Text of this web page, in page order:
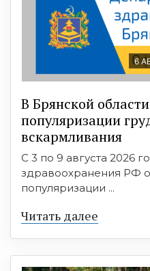
6
В Брянской
популяризации
вскармливания
С 3 по 9 августа 2026
здравоохранения РФ
популяризации ...
Читать далее